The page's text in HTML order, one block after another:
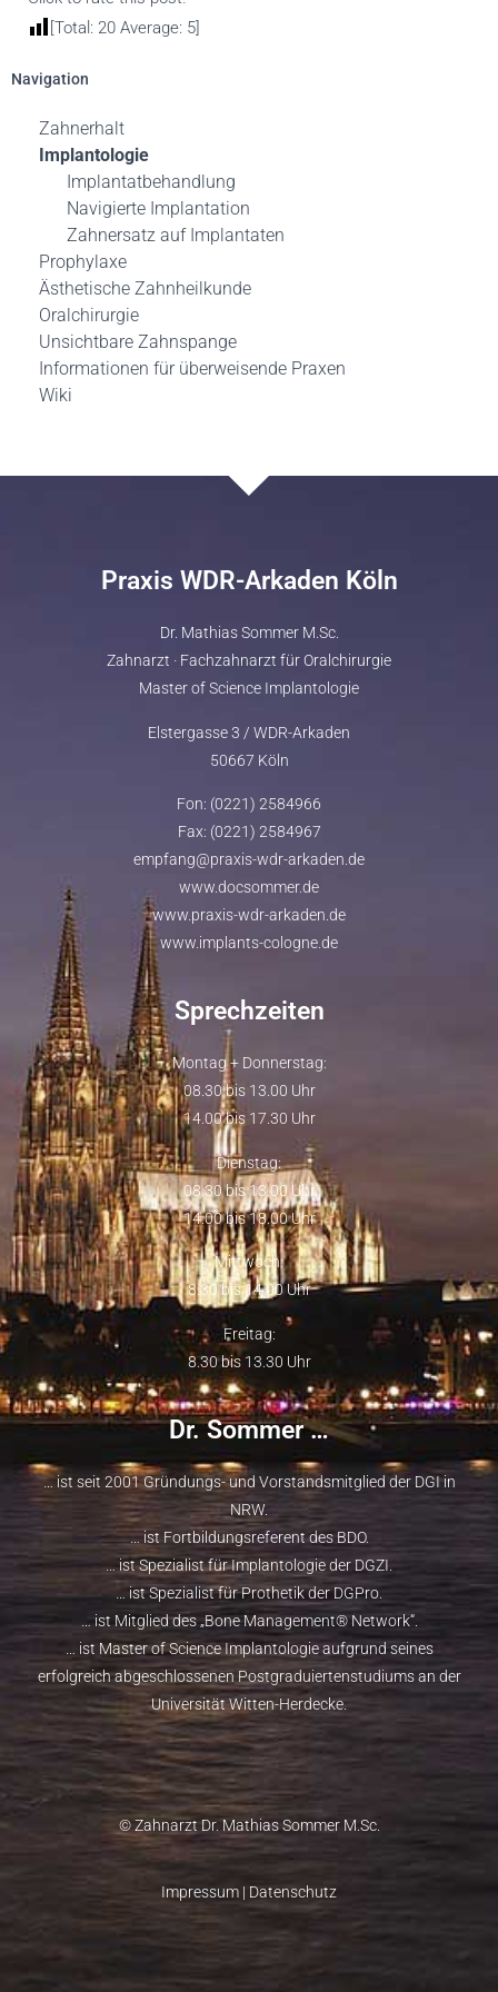
[Total: 20 Average: 5]
Navigation
Zahnerhalt
Implantologie
Implantatbehandlung
Navigierte Implantation
Zahnersatz auf Implantaten
Prophylaxe
Ästhetische Zahnheilkunde
Oralchirurgie
Unsichtbare Zahnspange
Informationen für überweisende Praxen
Wiki
Praxis WDR-Arkaden Köln
Dr. Mathias Sommer M.Sc.
Zahnarzt · Fachzahnarzt für Oralchirurgie
Master of Science Implantologie
Elstergasse 3 / WDR-Arkaden
50667 Köln
Fon: (0221) 2584966
Fax: (0221) 2584967
empfang@praxis-wdr-arkaden.de
www.docsommer.de
www.praxis-wdr-arkaden.de
www.implants-cologne.de
Sprechzeiten
Montag + Donnerstag:
08.30 bis 13.00 Uhr
14.00 bis 17.30 Uhr
Dienstag:
08.30 bis 13.00 Uhr
14.00 bis 18.00 Uhr
Mittwoch:
8.30 bis 14.00 Uhr
Freitag:
8.30 bis 13.30 Uhr
Dr. Sommer …
… ist seit 2001 Gründungs- und Vorstandsmitglied der DGIin
NRW.
… ist Fortbildungsreferent des BDO.
… ist Spezialist für Implantologie der DGZI
… ist Spezialist für Prothetik derDGPro
… ist Mitglied des „Bone Management® Network“.
… ist Master of Science Implantologieaufgrund seines
erfolgreich abgeschlossenen Postgraduiertenstudiums an der
Universität Witten-Herdecke.
© Zahnarzt Dr. Mathias Sommer M.Sc.
Impressum | Datenschutz